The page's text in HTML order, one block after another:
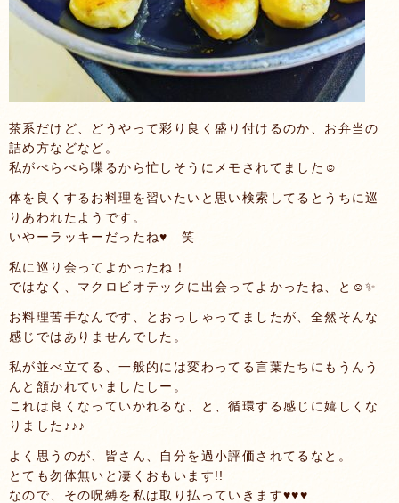
茶系だけど、どうやって彩り良く盛り付けるのか、お弁当の
詰め方などなど。
私がぺらぺら喋るから忙しそうにメモされてました☺
体を良くするお料理を習いたいと思い検索してるとうちに巡
りあわれたようです。
いやーラッキーだったね♥ 笑
私に巡り会ってよかったね！
ではなく、マクロビオテックに出会ってよかったね、と☺✨
お料理苦手なんです、とおっしゃってましたが、全然そんな
感じではありませんでした。
私が並べ立てる、一般的には変わってる言葉たちにもうんう
んと頷かれていましたしー。
これは良くなっていかれるな、と、循環する感じに嬉しくな
りました♪♪♪
よく思うのが、皆さん、自分を過小評価されてるなと。
とても勿体無いと凄くおもいます!!
なので、その呪縛を私は取り払っていきます♥♥♥